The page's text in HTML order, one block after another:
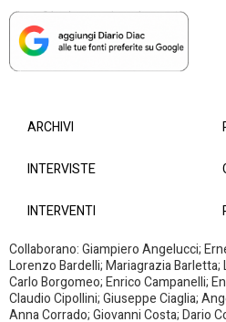
ARCHIVI
INTERVISTE
INTERVENTI
Collaborano: Giampiero Angelucci;
Lorenzo Bardelli; Mariagrazia
Carlo Borgomeo; Enrico Campanelli;
Claudio Cipollini; Giuseppe Ciaglia;
Anna Corrado; Giovanni Costa; Dario